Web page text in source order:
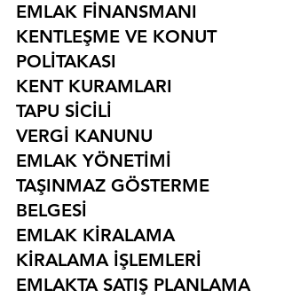
EMLAK FİNANSMANI
KENTLEŞME VE KONUT
POLİTAKASI
KENT KURAMLARI
TAPU SİCİLİ
VERGİ KANUNU
EMLAK YÖNETİMİ
TAŞINMAZ GÖSTERME
BELGESİ
EMLAK KİRALAMA
KİRALAMA İŞLEMLERİ
EMLAKTA SATIŞ PLANLAMA